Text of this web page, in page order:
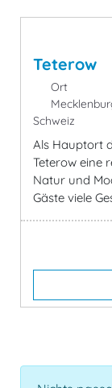
Teterow
Ort
Schweiz
Als Hauptort
Teterow eine
Natur und
Gäste viele